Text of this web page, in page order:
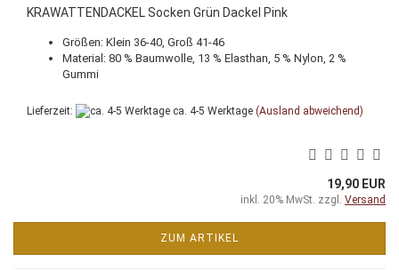
KRAWATTENDACKEL Socken Grün Dackel Pink
Größen: Klein 36-40, Groß 41-46
Material: 80 % Baumwolle, 13 % Elasthan, 5 % Nylon, 2 %
Gummi
Lieferzeit: ca. 4-5 Werktage (Ausland abweichend)
19,90 EUR
inkl. 20% MwSt. zzgl. Versand
ZUM ARTIKEL